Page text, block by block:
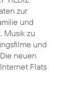
zur
und
Musik zu
und
neuen
Flats